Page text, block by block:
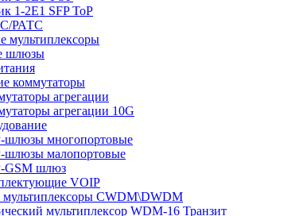
1-2E1 SFP ToP
РАТС
мультиплексоры
шлюзы
коммутаторы
агрегации
агрегации 10G
шлюзы многопортовые
шлюзы малопортовые
GSM шлюз
VOIP
CWDM\DWDM
мультиплексор WDM-16 Транзит